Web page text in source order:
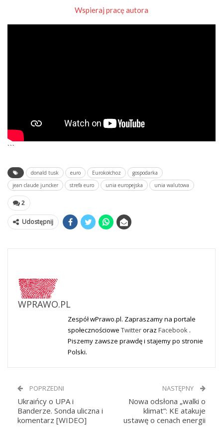
Wspieraj pracę autora
```
donald tusk euro Eurokołchoz
gospodarka
jean claude juncker
strefa euro unia europejska unia walutowa
2
Udostępnij
WPRAWO.PL
Zespół wPrawo.pl. Zapraszamy na portale
społecznościowe Twitteroraz Facebook .
Piszemy zawsze prawdę i stajemy po stronie
Polski.
POPRZEDNI
Ukraińcy o UPA i
Banderze. Sonda uliczna i
komentarz [WIDEO]
NASTĘPNY
Nowa odsłona „walki o
klimat”: KE atakuje
ustawę o cenach energii